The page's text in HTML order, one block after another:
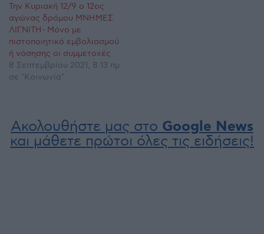
Την Κυριακή 12/9 ο 12ος
αγώνας δρόμου ΜΝΗΜΕΣ
ΛΙΓΝΙΤΗ- Μόνο με
πιστοποιητικό εμβολιασμού
ή νόσησης οι συμμετοχές
8 Σεπτεμβρίου 2021, 8:13 πμ
σε "Κοινωνία"
Ακολουθήστε μας στο Google News
και μάθετε πρώτοι όλες τις ειδήσεις!